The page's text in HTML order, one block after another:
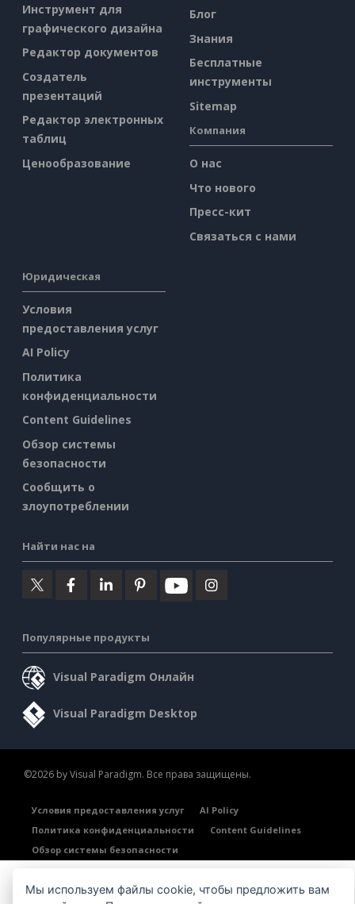
Инструмент для
графического дизайна
Редактор документов
Создатель
презентаций
Редактор электронных
таблиц
Ценообразование
Блог
Знания
Бесплатные
инструменты
Sitemap
Компания
О нас
Что нового
Пресс-кит
Связаться с нами
Юридическая
Условия
предоставления услуг
AI Policy
Политика
конфиденциальности
Content Guidelines
Обзор системы
безопасности
Сообщить о
злоупотреблении
Найти нас на
Популярные продукты
Visual Paradigm Онлайн
Visual Paradigm Desktop
©2026 by Visual Paradigm. Все права защищены.
Условия предоставления услуг
AI Policy
Политика конфиденциальности
Content Guidelines
Обзор системы безопасности
Мы используем файлы cookie, чтобы предложить вам